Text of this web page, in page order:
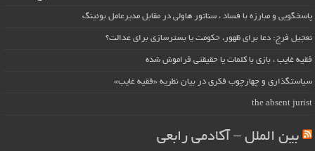
پاسخگویی و مبارزه با فساد ، سناتور هاولی در مقابل مدیرعامل بوئینگ
تعجیل فرج: دعا برای ظهور، حکومت یا بسترسازی برای عدالت؟
فقیه غایب ، بازی با کلمات یا حقیقتی فراموش شده
سیاستگذاری و چهارچوب فکری در بیان نظریه «فقیه غایب»
the absent jurist
بین الملل – آکادمی رابعی